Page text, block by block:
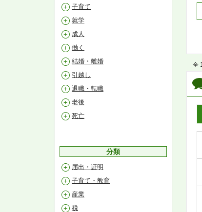
全
子育て
就学
成人
働く
結婚・離婚
引越し
退職・転職
老後
死亡
分類
届出・証明
子育て・教育
産業
税